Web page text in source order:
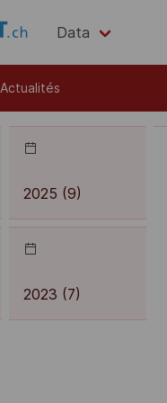
Data
Actualités
2025 (9)
2023 (7)